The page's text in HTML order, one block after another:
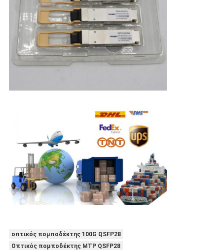
οπτικός πομποδέκτης 100G QSFP28
Οπτικός πομποδέκτης MTP QSFP28